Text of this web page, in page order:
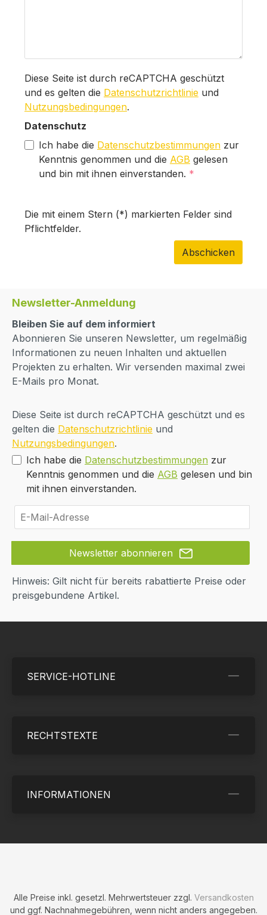
Diese Seite ist durch reCAPTCHA geschützt
und es gelten die Datenschutzrichtlinie und
Nutzungsbedingungen.
Datenschutz
Ich habe die Datenschutzbestimmungen zur
Kenntnis genommen und die AGB gelesen
und bin mit ihnen einverstanden. *
Die mit einem Stern (*) markierten Felder sind
Pflichtfelder.
Abschicken
Newsletter-Anmeldung
Bleiben Sie auf dem informiert
Abonnieren Sie unseren Newsletter, um regelmäßig
Informationen zu neuen Inhalten und aktuellen
Projekten zu erhalten. Wir versenden maximal zwei
E-Mails pro Monat.
Diese Seite ist durch reCAPTCHA geschützt und es
gelten die Datenschutzrichtlinie und
Nutzungsbedingungen.
Ich habe die Datenschutzbestimmungen zur
Kenntnis genommen und die AGB gelesen und bin
mit ihnen einverstanden.
Newsletter abonnieren
Hinweis: Gilt nicht für bereits rabattierte Preise oder
preisgebundene Artikel.
SERVICE-HOTLINE
RECHTSTEXTE
INFORMATIONEN
Alle Preise inkl. gesetzl. Mehrwertsteuer zzgl. Versandkosten
und ggf. Nachnahmegebühren, wenn nicht anders angegeben.